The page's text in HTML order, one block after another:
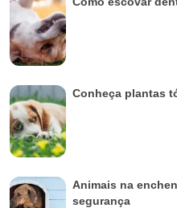
Conheça plantas
Animais na
segurança